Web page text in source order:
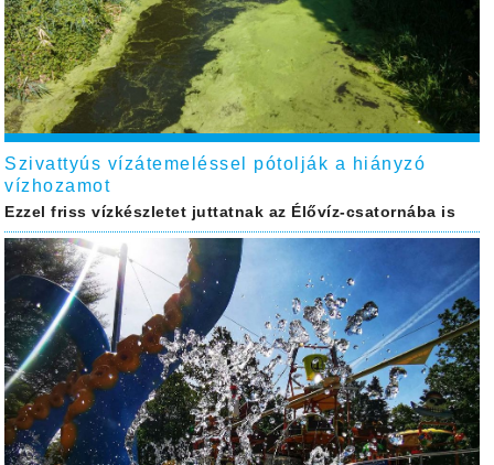
Szivattyús vízátemeléssel pótolják a hiányzó
vízhozamot
Ezzel friss vízkészletet juttatnak az Élővíz-csatornába is